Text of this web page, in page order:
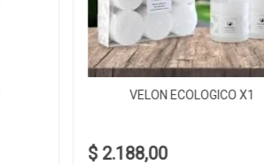
VELON ECOLOGICO X1
$ 2.188,00